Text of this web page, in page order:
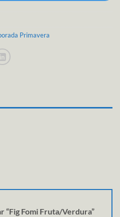
Primavera
“Fig Fomi Fruta/Verdura”